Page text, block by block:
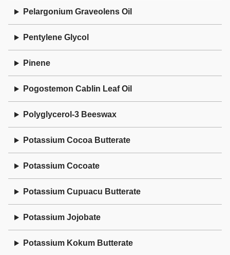
Pelargonium Graveolens Oil
Pentylene Glycol
Pinene
Pogostemon Cablin Leaf Oil
Polyglycerol-3 Beeswax
Potassium Cocoa Butterate
Potassium Cocoate
Potassium Cupuacu Butterate
Potassium Jojobate
Potassium Kokum Butterate